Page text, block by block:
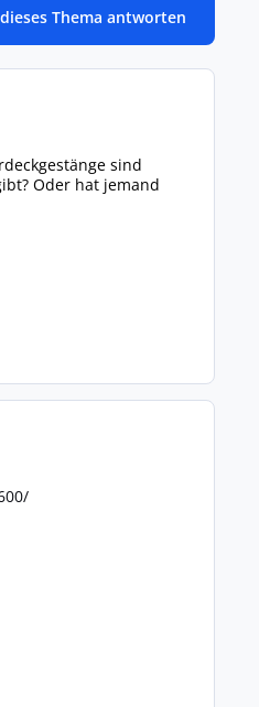
Thema antworten
sind
Oder hat jemand